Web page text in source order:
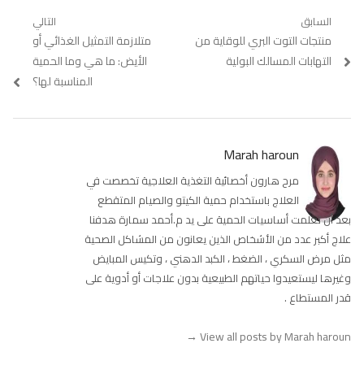
تصفّح
المقالات
السابق
Previous
post:
منتجات التوت البري للوقاية من
التهابات المسالك البولية
التالي
Next
post:
متلازمة التمثيل الغذائي أو
الأيض: ما هي وما الحمية
المناسبة لها؟
Marah haroun
مرح هارون أخصائية التغذية العلاجية تخصصت في
العلاج باستخدام حمية الكيتو والصيام المتقطع
بعد أن تعلمت أساسيات الحمية على يد م.أحمد سمارة هدفنا
علاج أكبر عدد من الأشخاص الذين يعانون من المشاكل الصحية
مثل مرض السكري ، الضغط ، الكبد الدهني ، وتكيس المبايض
وغيرها ليستعيدوا حياتهم الطبيعية بدون علاجات أو أدوية على
قدر المستطاع .
View all posts by Marah haroun
→